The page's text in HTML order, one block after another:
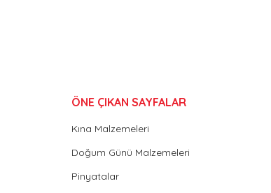
ÖNE ÇIKAN SAYFALAR
Kına Malzemeleri
Doğum Günü Malzemeleri
Pinyatalar